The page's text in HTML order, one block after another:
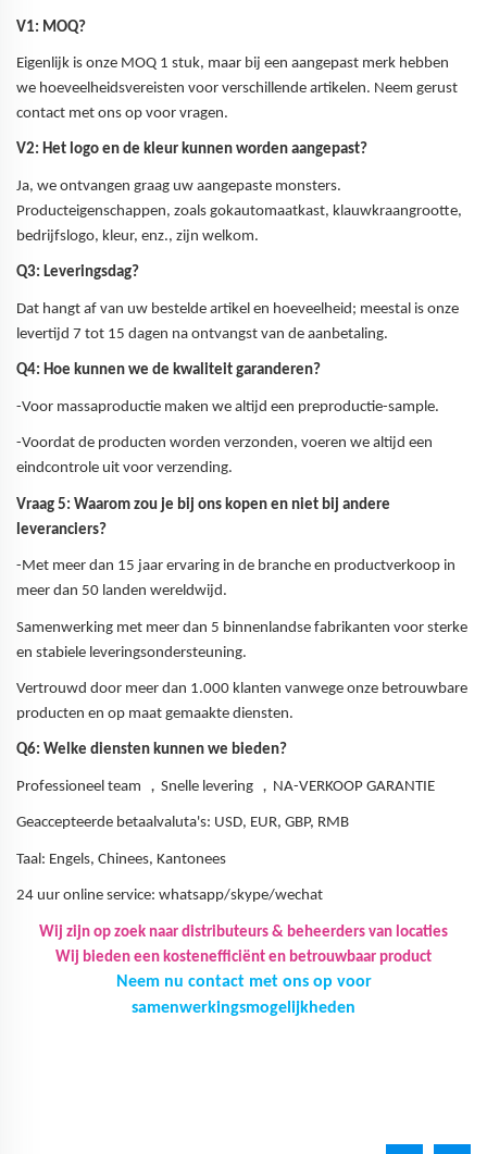
V1: MOQ?
Eigenlijk is onze MOQ 1 stuk, maar bij een aangepast merk hebben
we hoeveelheidsvereisten voor verschillende artikelen. Neem gerust
contact met ons op voor vragen.
V2: Het logo en de kleur kunnen worden aangepast?
Ja, we ontvangen graag uw aangepaste monsters.
Producteigenschappen, zoals gokautomaatkast, klauwkraangrootte,
bedrijfslogo, kleur, enz., zijn welkom.
Q3: Leveringsdag?
Dat hangt af van uw bestelde artikel en hoeveelheid; meestal is onze
levertijd 7 tot 15 dagen na ontvangst van de aanbetaling.
Q4: Hoe kunnen we de kwaliteit garanderen?
-Voor massaproductie maken we altijd een preproductie-sample.
-Voordat de producten worden verzonden, voeren we altijd een
eindcontrole uit voor verzending.
Vraag 5: Waarom zou je bij ons kopen en niet bij andere
leveranciers?
-Met meer dan 15 jaar ervaring in de branche en productverkoop in
meer dan 50 landen wereldwijd.
Samenwerking met meer dan 5 binnenlandse fabrikanten voor sterke
en stabiele leveringsondersteuning.
Vertrouwd door meer dan 1.000 klanten vanwege onze betrouwbare
producten en op maat gemaakte diensten.
Q6: Welke diensten kunnen we bieden?
Professioneel team ， Snelle levering ， NA-VERKOOP GARANTIE
Geaccepteerde betaalvaluta's: USD, EUR, GBP, RMB
Taal: Engels, Chinees, Kantonees
24 uur online service: whatsapp/skype/wechat
Wij zijn op zoek naar distributeurs & beheerders van locaties
Wij bieden een kostenefficiënt en betrouwbaar product
Neem nu contact met ons op voor
samenwerkingsmogelijkheden